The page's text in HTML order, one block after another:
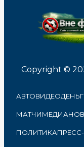
Copyright ©
АВТОВИДЕО
МАТЧИМЕДИА
ПОЛИТИКА